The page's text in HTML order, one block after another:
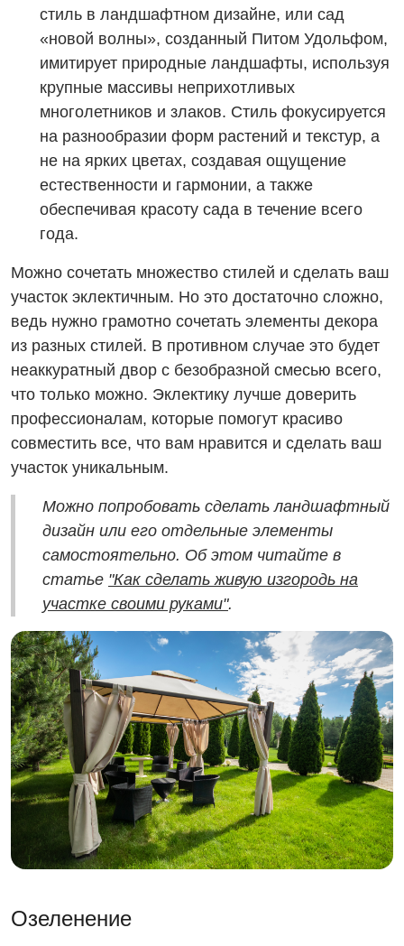
стиль в ландшафтном дизайне, или сад
«новой волны», созданный Питом Удольфом,
имитирует природные ландшафты, используя
крупные массивы неприхотливых
многолетников и злаков. Стиль фокусируется
на разнообразии форм растений и текстур, а
не на ярких цветах, создавая ощущение
естественности и гармонии, а также
обеспечивая красоту сада в течение всего
года.
Можно сочетать множество стилей и сделать ваш
участок эклектичным. Но это достаточно сложно,
ведь нужно грамотно сочетать элементы декора
из разных стилей. В противном случае это будет
неаккуратный двор с безобразной смесью всего,
что только можно. Эклектику лучше доверить
профессионалам, которые помогут красиво
совместить все, что вам нравится и сделать ваш
участок уникальным.
Можно попробовать сделать ландшафтный
дизайн или его отдельные элементы
самостоятельно. Об этом читайте в
статье "Как сделать живую изгородь на
участке своими руками".
Озеленение